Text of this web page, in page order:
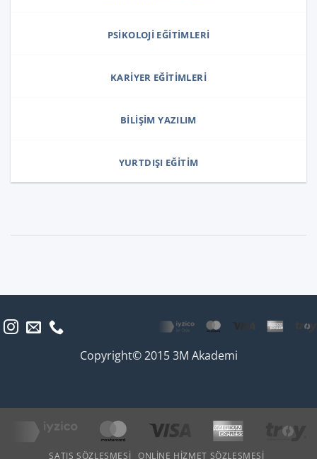
PSIKOLOJI EĞITIMLERI
KARIYER EĞITIMLERI
BILIŞIM YAZILIM
YURTDIŞI EĞITIM
Copyright© 2015 3M Akademi
SATIŞ SÖZLEŞMESI ONLINE HIZMET SÖZLEŞMESI